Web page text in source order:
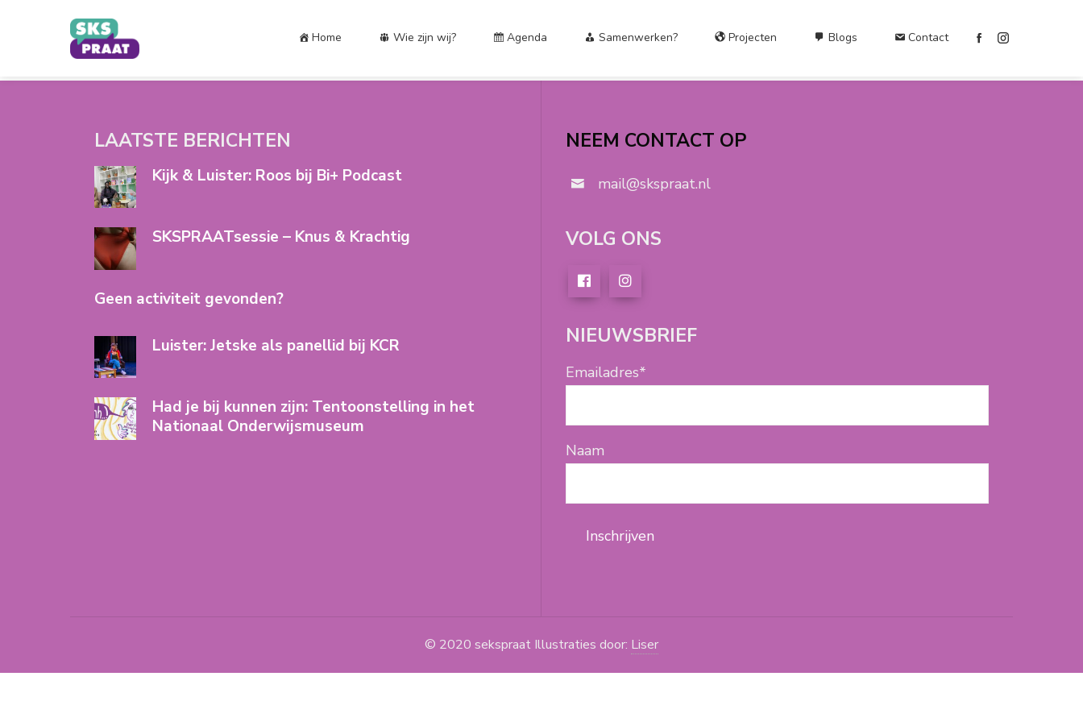
Home Wie zijn wij? Agenda Samenwerken? Projecten Blogs Contact
LAATSTE BERICHTEN
Kijk & Luister: Roos bij Bi+ Podcast
SKSPRAATsessie – Knus & Krachtig
Geen activiteit gevonden?
Luister: Jetske als panellid bij KCR
Had je bij kunnen zijn: Tentoonstelling in het
Nationaal Onderwijsmuseum
NEEM CONTACT OP
mail@skspraat.nl
VOLG ONS
NIEUWSBRIEF
Emailadres*
Naam
© 2020 sekspraat Illustraties door: Liser